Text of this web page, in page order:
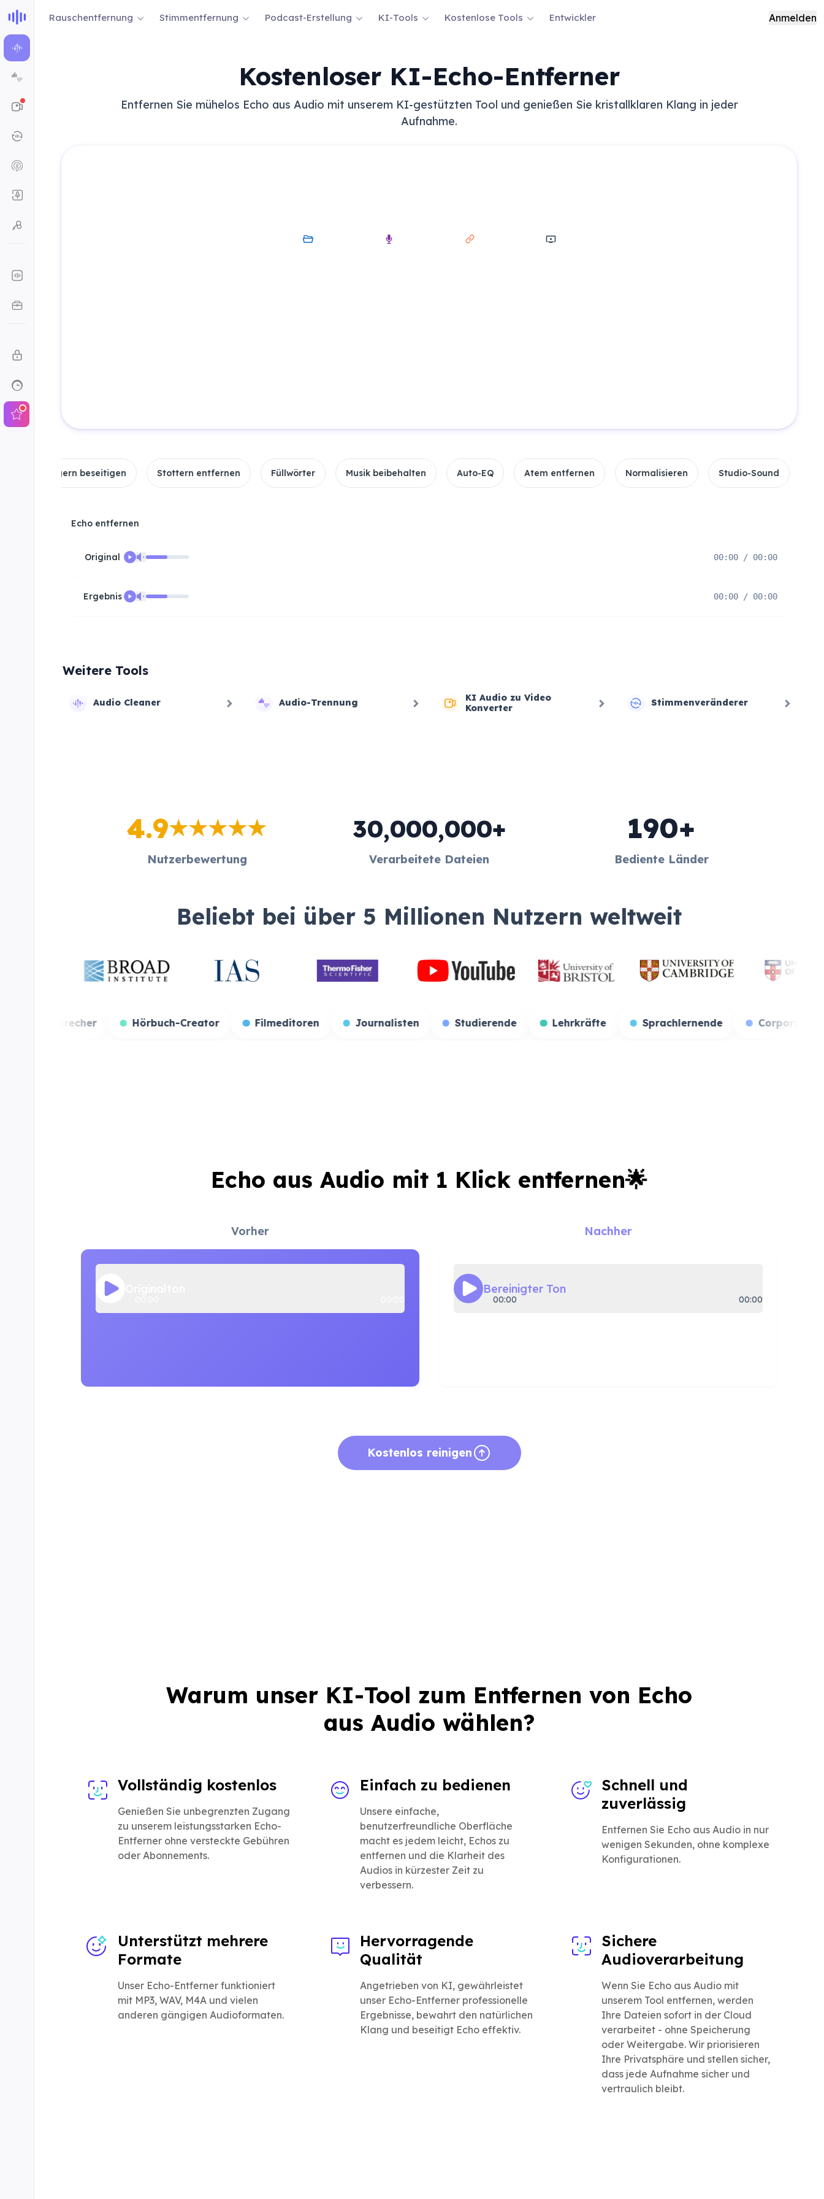
Rauschentfernung Stimmentfernung Podcast-Erstellung KI-Tools Kostenlose Tools Entwickler Anmelden
Kostenloser KI-Echo-Entferner
Entfernen Sie mühelos Echo aus Audio mit unserem KI-gestützten Tool und genießen Sie kristallklaren Klang in jeder
Aufnahme.
beseitigen Stottern entfernen Füllwörter Musik beibehalten Auto-EQ Atem entfernen Normalisieren Studio-Sound Echo
Echo entfernen
Original 00:00 / 00:00
Ergebnis 00:00 / 00:00
Weitere Tools
Audio Cleaner Audio-Trennung
KI Audio zu Video
Konverter
Stimmenveränderer
4.9
Nutzerbewertung
30,000,000+
Verarbeitete Dateien
190+
Bediente Länder
Beliebt bei über 5 Millionen Nutzern weltweit
Synchronsprecher Hörbuch-Creator Filmeditoren Journalisten Studierende Lehrkräfte Sprachlernende
Echo aus Audio mit 1 Klick entfernen🌟
Vorher Nachher
Bereinigter Ton
00:00 00:00
Kostenlos reinigen
Warum unser KI-Tool zum Entfernen von Echo
aus Audio wählen?
Vollständig kostenlos
Genießen Sie unbegrenzten Zugang
zu unserem leistungsstarken Echo-
Entferner ohne versteckte Gebühren
oder Abonnements.
Einfach zu bedienen
Unsere einfache,
benutzerfreundliche Oberfläche
macht es jedem leicht, Echos zu
entfernen und die Klarheit des
Audios in kürzester Zeit zu
verbessern.
Schnell und
zuverlässig
Entfernen Sie Echo aus Audio in nur
wenigen Sekunden, ohne komplexe
Konfigurationen.
Unterstützt mehrere
Formate
Unser Echo-Entferner funktioniert
mit MP3, WAV, M4A und vielen
anderen gängigen Audioformaten.
Hervorragende
Qualität
Angetrieben von KI, gewährleistet
unser Echo-Entferner professionelle
Ergebnisse, bewahrt den natürlichen
Klang und beseitigt Echo effektiv.
Sichere
Audioverarbeitung
Wenn Sie Echo aus Audio mit
unserem Tool entfernen, werden
Ihre Dateien sofort in der Cloud
verarbeitet - ohne Speicherung
oder Weitergabe. Wir priorisieren
Ihre Privatsphäre und stellen sicher,
dass jede Aufnahme sicher und
vertraulich bleibt.